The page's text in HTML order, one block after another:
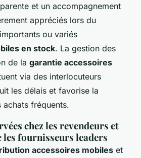
et un accompagnement
appréciés lors du
ou variés
en stock. La gestion des
de la garantie accessoires
via des interlocuteurs
les délais et favorise la
fréquents.
chez les revendeurs et
fournisseurs leaders
accessoires mobiles et